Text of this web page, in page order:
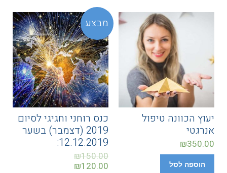
יעוץ הכוונה טיפול
אנרגטי
₪350.00
הוספה לסל
מבצע
כנס רוחני וחגיגי לסיום
2019 (דצמבר) בשער
12.12.2019:
₪150.00
₪120.00